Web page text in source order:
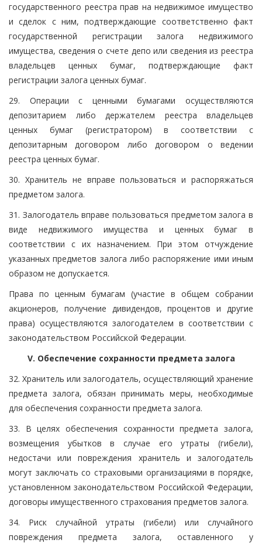
государственного реестра прав на недвижимое имущество
и сделок с ним, подтверждающие соответственно факт
государственной регистрации залога недвижимого
имущества, сведения о счете депо или сведения из реестра
владельцев ценных бумаг, подтверждающие факт
регистрации залога ценных бумаг.
29. Операции с ценными бумагами осуществляются
депозитарием либо держателем реестра владельцев
ценных бумаг (регистратором) в соответствии с
депозитарным договором либо договором о ведении
реестра ценных бумаг.
30. Хранитель не вправе пользоваться и распоряжаться
предметом залога.
31. Залогодатель вправе пользоваться предметом залога в
виде недвижимого имущества и ценных бумаг в
соответствии с их назначением. При этом отчуждение
указанных предметов залога либо распоряжение ими иным
образом не допускается.
Права по ценным бумагам (участие в общем собрании
акционеров, получение дивидендов, процентов и другие
права) осуществляются залогодателем в соответствии с
законодательством Российской Федерации.
V. Обеспечение сохранности предмета залога
32. Хранитель или залогодатель, осуществляющий хранение
предмета залога, обязан принимать меры, необходимые
для обеспечения сохранности предмета залога.
33. В целях обеспечения сохранности предмета залога,
возмещения убытков в случае его утраты (гибели),
недостачи или повреждения хранитель и залогодатель
могут заключать со страховыми организациями в порядке,
установленном законодательством Российской Федерации,
договоры имущественного страхования предметов залога.
34. Риск случайной утраты (гибели) или случайного
повреждения предмета залога, оставленного у